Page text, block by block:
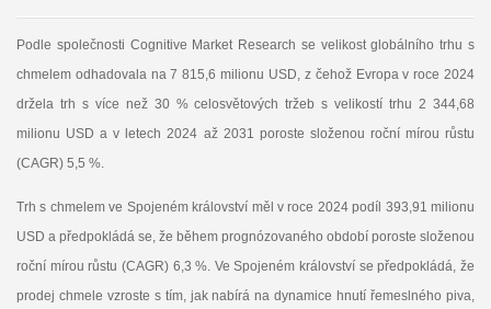
Podle společnosti Cognitive Market Research se velikost globálního trhu s
chmelem odhadovala na 7 815,6 milionu USD, z čehož Evropa v roce 2024
držela trh s více než 30 % celosvětových tržeb s velikostí trhu 2 344,68
milionu USD a v letech 2024 až 2031 poroste složenou roční mírou růstu
(CAGR) 5,5 %.
Trh s chmelem ve Spojeném království měl v roce 2024 podíl 393,91 milionu
USD a předpokládá se, že během prognózovaného období poroste složenou
roční mírou růstu (CAGR) 6,3 %. Ve Spojeném království se předpokládá, že
prodej chmele vzroste s tím, jak nabírá na dynamice hnutí řemeslného piva,